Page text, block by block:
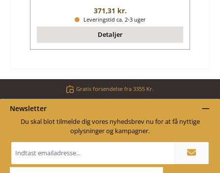
Almindelig pris:
371,31 kr.
Leveringstid ca. 2-3 uger
Detaljer
Gratis forsendelse fra 3355 Kr.
Newsletter
Du skal blot tilmelde dig vores nyhedsbrev nu for at få nyttige
oplysninger og kampagner.
Email
adresse